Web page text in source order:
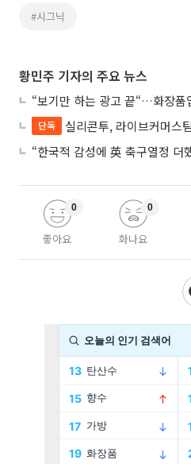
#시그닉
황민주 기자의 주요 뉴스
단독
실리콘투, 라이브커머스팀 신설…K
좋아요
0
화나요
0